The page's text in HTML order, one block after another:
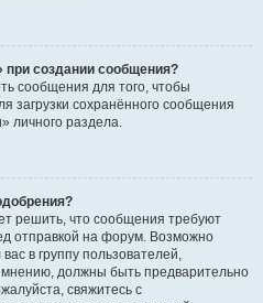
при создании сообщения?
сообщения для того, чтобы
загрузки сохранённого сообщения
личного раздела.
решить, что сообщения требуют
отправкой на форум. Возможно
в группу пользователей,
должны быть предварительно
свяжитесь с